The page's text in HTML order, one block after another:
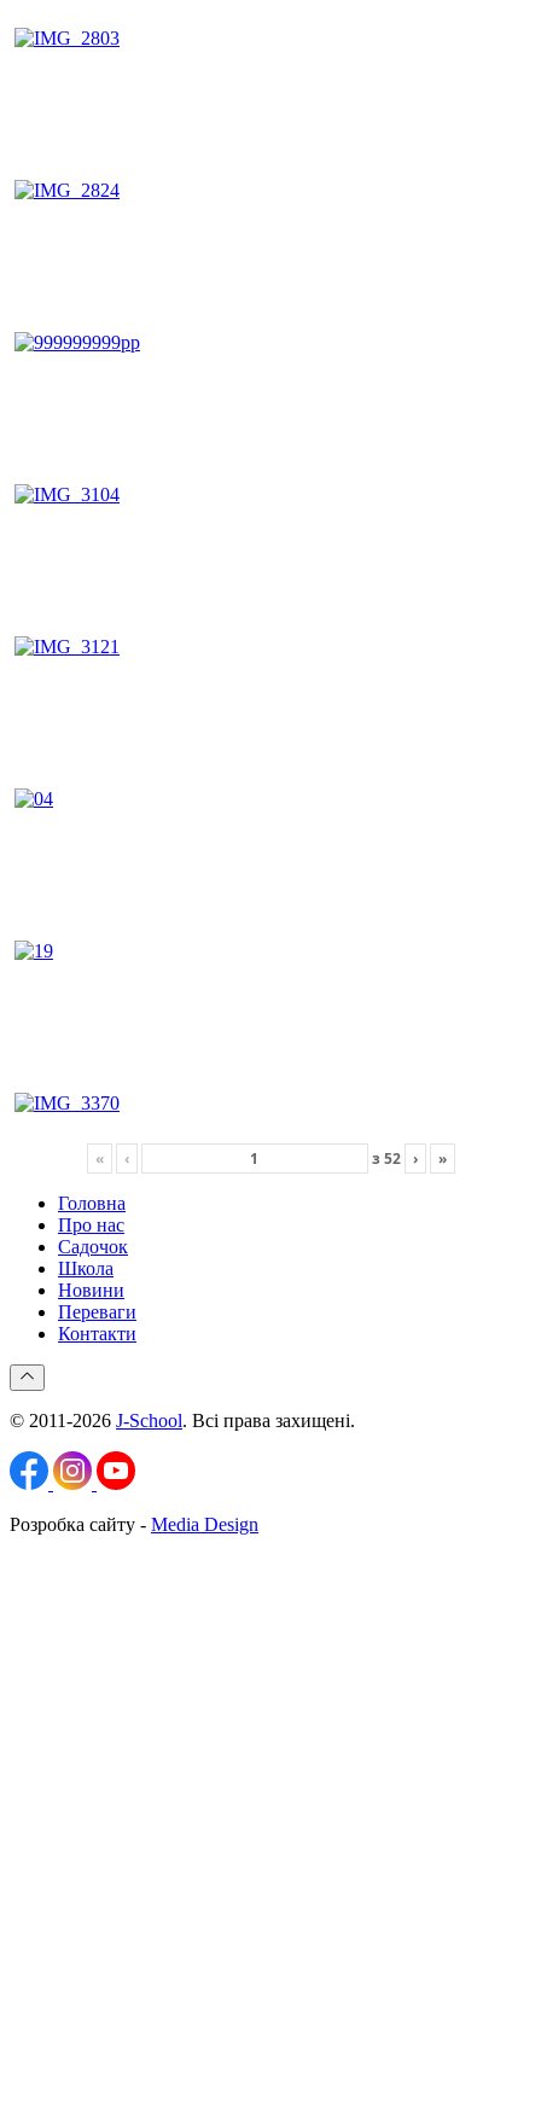
« ‹ з 52 › »
Головна
Про нас
Садочок
Школа
Новини
Переваги
Контакти
© 2011-2026 J-School. Всі права захищені.
Розробка сайту - Media Design